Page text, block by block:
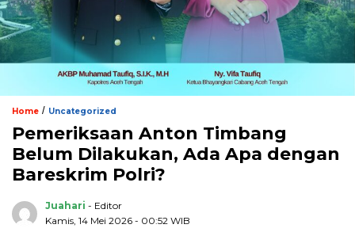
Home / Uncategorized
Pemeriksaan Anton Timbang
Belum Dilakukan, Ada Apa dengan
Bareskrim Polri?
Juahari - Editor
Kamis, 14 Mei 2026 - 00:52 WIB